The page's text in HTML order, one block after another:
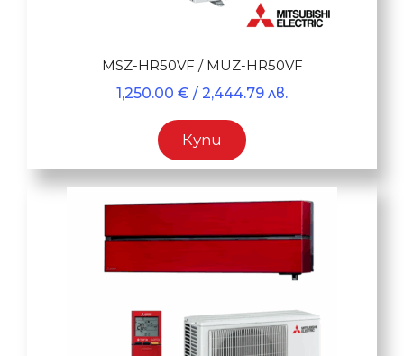
MSZ-HR50VF / MUZ-HR50VF
1,250.00 € / 2,444.79 лв.
Купи